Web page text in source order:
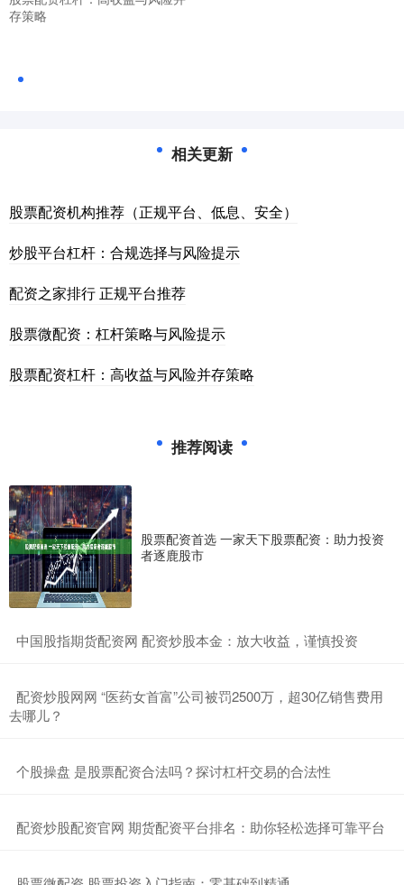
存策略
相关更新
股票配资机构推荐（正规平台、低息、安全）
炒股平台杠杆：合规选择与风险提示
配资之家排行 正规平台推荐
股票微配资：杠杆策略与风险提示
股票配资杠杆：高收益与风险并存策略
推荐阅读
股票配资首选 一家天下股票配资：助力投资
者逐鹿股市
​中国股指期货配资网 配资炒股本金：放大收益，谨慎投资
​配资炒股网网 “医药女首富”公司被罚2500万，超30亿销售费用
去哪儿？
​个股操盘 是股票配资合法吗？探讨杠杆交易的合法性
​配资炒股配资官网 期货配资平台排名：助你轻松选择可靠平台